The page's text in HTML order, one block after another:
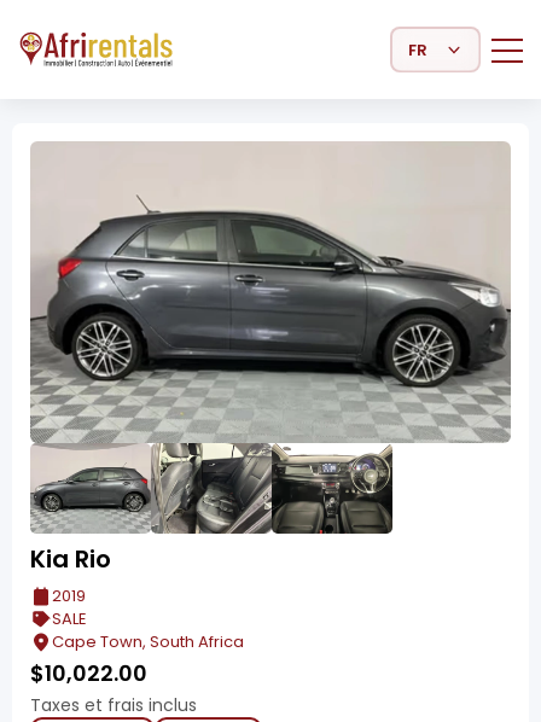
Select Language
Kia Rio
2019
SALE
Cape Town, South Africa
$10,022.00
Taxes et frais inclus